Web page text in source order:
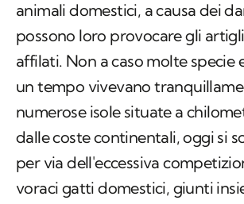
animali domestici, a causa dei
possono loro provocare gli
affilati. Non a caso molte specie
un tempo vivevano
numerose isole situate a
dalle coste continentali, oggi si
per via dell'eccessiva
voraci gatti domestici, giunti